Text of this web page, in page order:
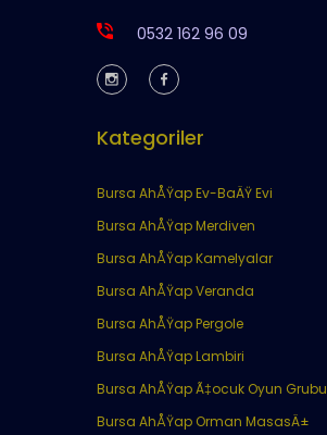
0532 162 96 09
Kategoriler
Bursa AhÅŸap Ev-BaÄŸ Evi
Bursa AhÅŸap Merdiven
Bursa AhÅŸap Kamelyalar
Bursa AhÅŸap Veranda
Bursa AhÅŸap Pergole
Bursa AhÅŸap Lambiri
Bursa AhÅŸap Ã‡ocuk Oyun Grubu
Bursa AhÅŸap Orman MasasÄ±